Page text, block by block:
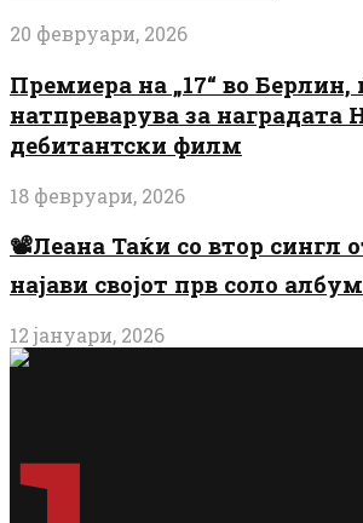
20 февруари, 2026
Премиера на „17“ во Берлин,
натпреварува за наградата
дебитантски филм
18 февруари, 2026
📽️Леана Таќи со втор сингл
најави својот прв соло албум
12 јануари, 2026